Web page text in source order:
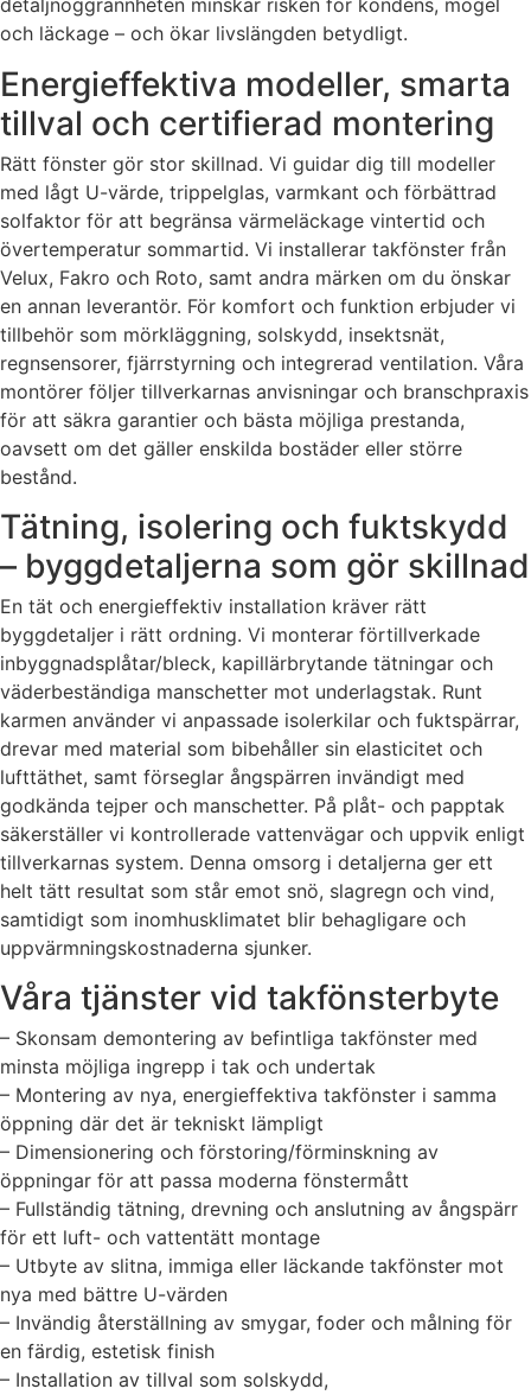
detaljnoggrannheten minskar risken för kondens, mögel
och läckage – och ökar livslängden betydligt.
Energieffektiva modeller, smarta
tillval och certifierad montering
Rätt fönster gör stor skillnad. Vi guidar dig till modeller
med lågt U-värde, trippelglas, varmkant och förbättrad
solfaktor för att begränsa värmeläckage vintertid och
övertemperatur sommartid. Vi installerar takfönster från
Velux, Fakro och Roto, samt andra märken om du önskar
en annan leverantör. För komfort och funktion erbjuder vi
tillbehör som mörkläggning, solskydd, insektsnät,
regnsensorer, fjärrstyrning och integrerad ventilation. Våra
montörer följer tillverkarnas anvisningar och branschpraxis
för att säkra garantier och bästa möjliga prestanda,
oavsett om det gäller enskilda bostäder eller större
bestånd.
Tätning, isolering och fuktskydd
– byggdetaljerna som gör skillnad
En tät och energieffektiv installation kräver rätt
byggdetaljer i rätt ordning. Vi monterar förtillverkade
inbyggnadsplåtar/bleck, kapillärbrytande tätningar och
väderbeständiga manschetter mot underlagstak. Runt
karmen använder vi anpassade isolerkilar och fuktspärrar,
drevar med material som bibehåller sin elasticitet och
lufttäthet, samt förseglar ångspärren invändigt med
godkända tejper och manschetter. På plåt- och papptak
säkerställer vi kontrollerade vattenvägar och uppvik enligt
tillverkarnas system. Denna omsorg i detaljerna ger ett
helt tätt resultat som står emot snö, slagregn och vind,
samtidigt som inomhusklimatet blir behagligare och
uppvärmningskostnaderna sjunker.
Våra tjänster vid takfönsterbyte
– Skonsam demontering av befintliga takfönster med
minsta möjliga ingrepp i tak och undertak
– Montering av nya, energieffektiva takfönster i samma
öppning där det är tekniskt lämpligt
– Dimensionering och förstoring/förminskning av
öppningar för att passa moderna fönstermått
– Fullständig tätning, drevning och anslutning av ångspärr
för ett luft- och vattentätt montage
– Utbyte av slitna, immiga eller läckande takfönster mot
nya med bättre U-värden
– Invändig återställning av smygar, foder och målning för
en färdig, estetisk finish
– Installation av tillval som solskydd,